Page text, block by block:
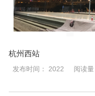
杭州西站
发布时间： 2022 阅读量